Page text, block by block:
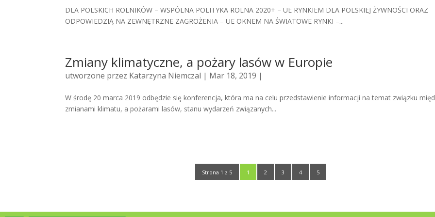
DLA POLSKICH ROLNIKÓW – WSPÓLNA POLITYKA ROLNA 2020+ – UE RYNKIEM DLA POLSKIEJ ŻYWNOŚCI ORAZ
ODPOWIEDZIĄ NA ZEWNĘTRZNE ZAGROŻENIA – UE OKNEM NA ŚWIATOWE RYNKI –...
Zmiany klimatyczne, a pożary lasów w Europie
utworzone przez Katarzyna Niemczal | Mar 18, 2019 |
W środę 20 marca 2019 odbędzie się konferencja, która ma na celu przedstawienie informacji na temat związku
zmianami klimatu, a pożarami lasów, stanu wydarzeń związanych...
Strona 1 z 5 1 2 3 4 5